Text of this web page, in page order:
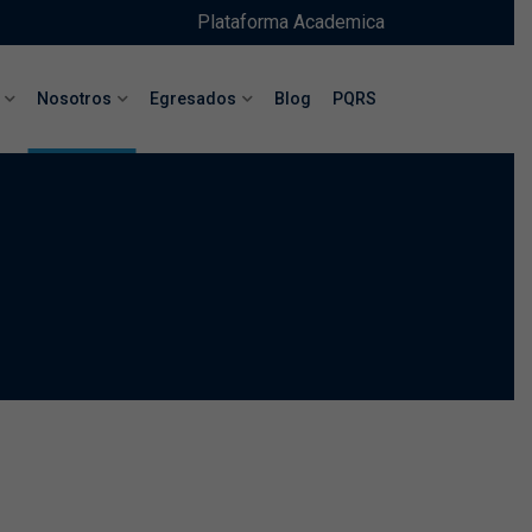
Plataforma Academica
Nosotros Egresados Blog PQRS